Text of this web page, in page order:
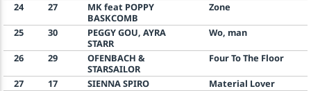
24 27
MK feat POPPY
BASKCOMB
Zone
25 30
PEGGY GOU, AYRA
STARR
Wo, man
26 29
OFENBACH &
STARSAILOR
Four To The Floor
27 17 SIENNA SPIRO
Material Lover